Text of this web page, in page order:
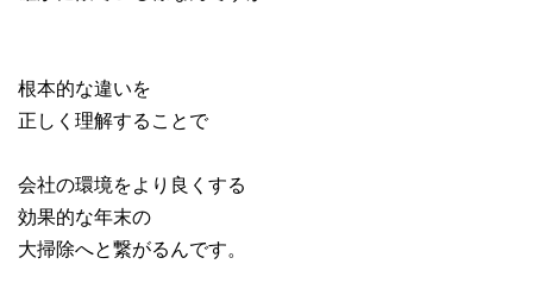
根本的な違いを
正しく理解することで
会社の環境をより良くする
効果的な年末の
大掃除へと繋がるんです。